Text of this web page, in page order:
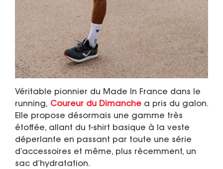
Véritable pionnier du Made In France dans le
running, Coureur du Dimanche a pris du galon.
Elle propose désormais une gamme très
étoffée, allant du t-shirt basique à la veste
déperlante en passant par toute une série
d’accessoires et même, plus récemment, un
sac d’hydratation.